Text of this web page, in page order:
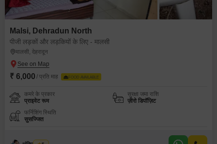
Malsi, Dehradun North
पीजी लड़कों और लड़कियों के लिए - मालसी
मालसी, देहरादून
₹ 6,000 / प्रति माह FOOD AVAILABLE
कमरे के प्रकार
प्राइवेट रूम
सुरक्षा जमा राशि
ज़ीरो डिपॉज़िट
फर्निशिंग स्थिति
सुसज्जित